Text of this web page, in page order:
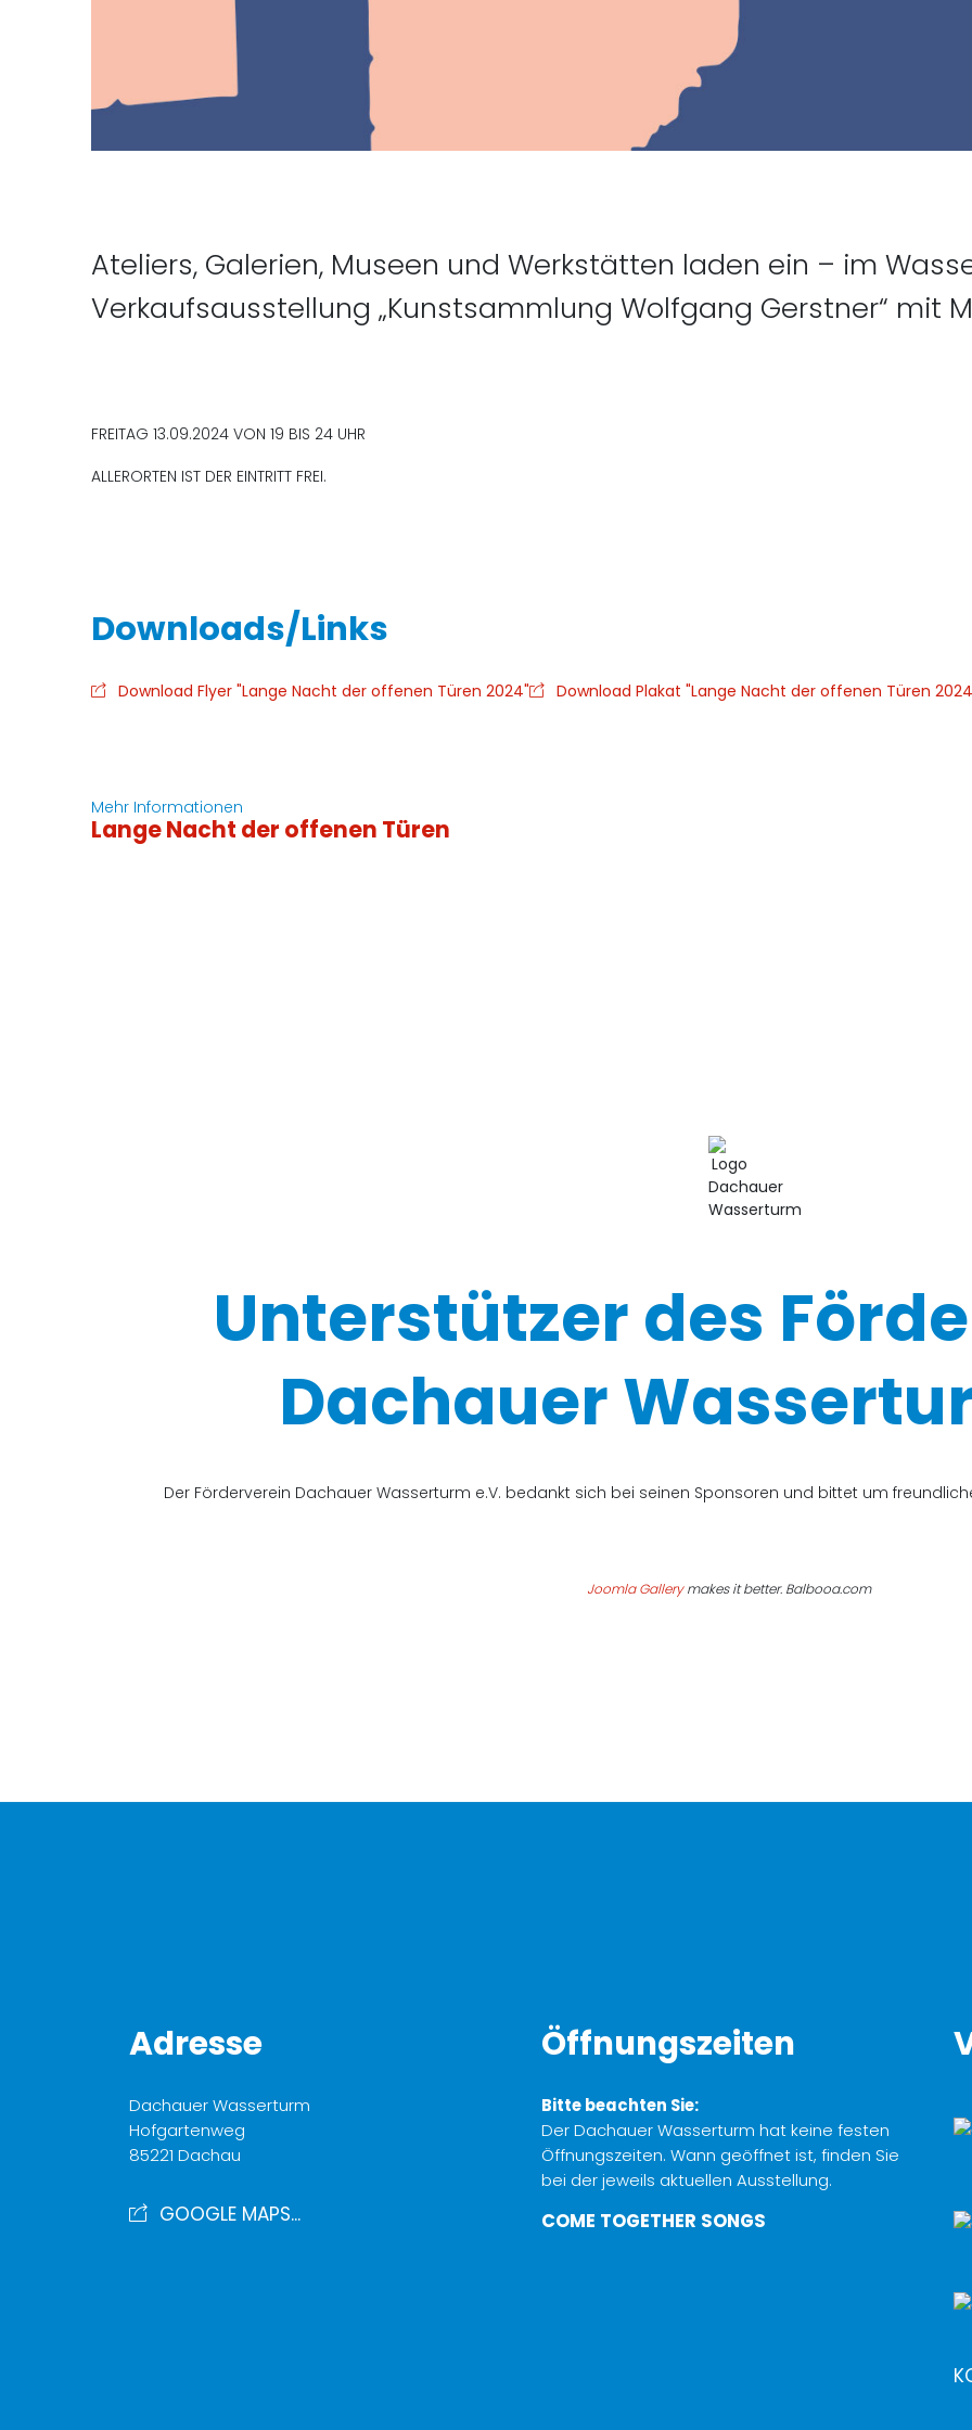
Ateliers, Galerien, Museen und Werkstätten laden ein – im
Verkaufsausstellung „Kunstsammlung Wolfgang Gerstner“ mit
FREITAG 13.09.2024 VON 19 BIS 24 UHR
ALLERORTEN IST DER EINTRITT FREI.
Download Flyer "Lange Nacht der offenen Türen 2024" Download Plakat "Lange Nacht der offenen Türen
Mehr Informationen
Lange Nacht der offenen Türen
Unterstützer des
Dachauer
Der Förderverein Dachauer Wasserturm e.V. bedankt sich bei seinen Sponsoren und bittet um
Joomla Gallerymakes it better. Balbooa.com
Adresse
Dachauer Wasserturm
Hofgartenweg
85221 Dachau
GOOGLE MAPS...
Öffnungszeiten
Bitte beachten Sie:
Der Dachauer Wasserturm hat keine festen
Öffnungszeiten. Wann geöffnet ist, finden Sie
bei der jeweils aktuellen Ausstellung.
COME TOGETHER SONGS